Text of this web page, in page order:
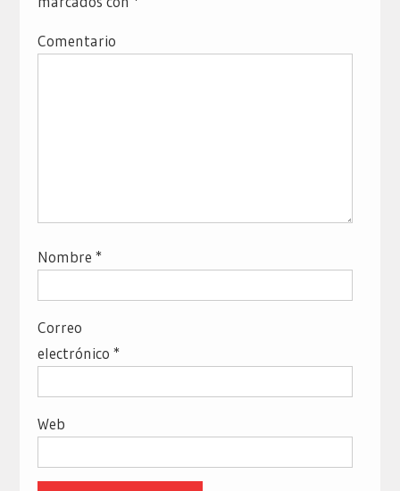
Comentario
Nombre *
Correo
electrónico *
Web